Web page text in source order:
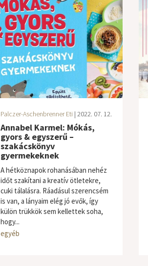
Palczer-Aschenbrenner Eti | 2022. 07. 12.
Annabel Karmel: Mókás,
gyors & egyszerű –
szakácskönyv
gyermekeknek
A hétköznapok rohanásában nehéz
időt szakítani a kreatív ötletekre,
cuki tálalásra. Ráadásul szerencsém
is van, a lányaim elég jó evők, így
külön trükkök sem kellettek soha,
hogy...
egyéb